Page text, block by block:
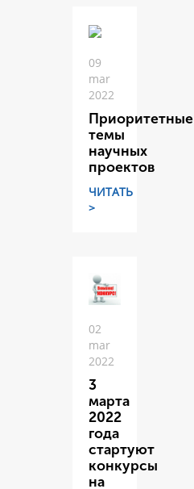
09
mar
2022
Приоритетные
темы
научных
проектов
ЧИТАТЬ
>
02
mar
2022
3
марта
2022
года
стартуют
конкурсы
на